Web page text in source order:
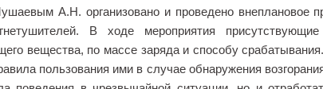
А.Н. организовано и проведено внеплановое
В ходе мероприятия
вещества, по массе заряда и способу
пользования ими в случае обнаружения